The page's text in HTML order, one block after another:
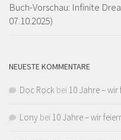
Buch-Vorschau: Infinite
07.10.2025)
NEUESTE KOMMENTARE
Doc Rock bei 10 Jahre –
Lony bei 10 Jahre – wir